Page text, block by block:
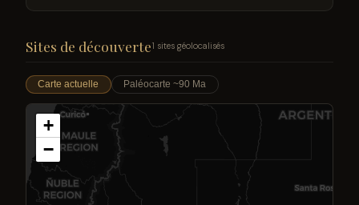
Sites de découverte1 sites géolocalisés
Carte actuelle Paléocarte ~90 Ma
+
−